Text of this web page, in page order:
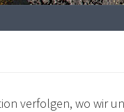
verfolgen, wo wir